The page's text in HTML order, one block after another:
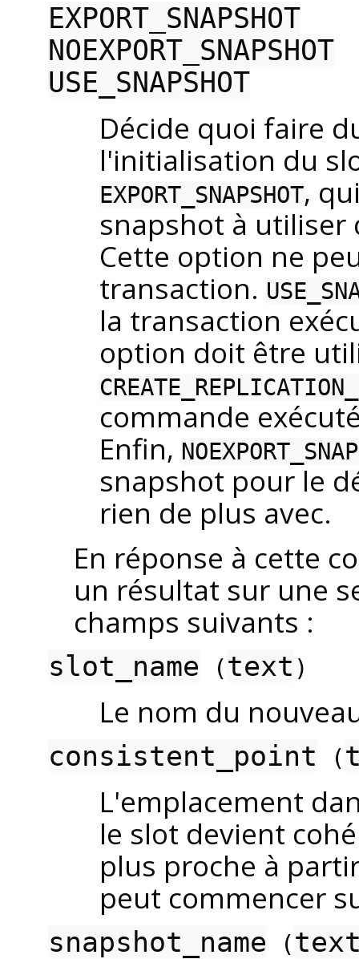
EXPORT_SNAPSHOT
NOEXPORT_SNAPSHOT
USE_SNAPSHOT
Décide quoi faire
l'initialisation du
EXPORT_SNAPSHOT,
snapshot à utiliser
Cette option ne
transaction.
la transaction
option doit être
commande
Enfin,
snapshot pour le
rien de plus avec.
En réponse à cette
un résultat sur une
champs suivants :
slot_name (text )
Le nom du
consistent_point (
L'emplacement
le slot devient
plus proche à
peut commencer
snapshot_name (